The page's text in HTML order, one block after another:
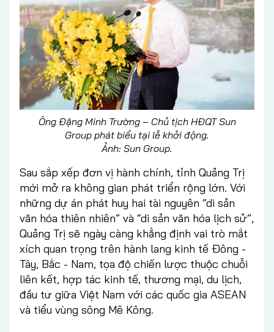
Ông Đặng Minh Trường – Chủ tịch HĐQT Sun
Group phát biểu tại lễ khởi động.
Ảnh: Sun Group.
Sau sắp xếp đơn vị hành chính, tỉnh Quảng Trị
mới mở ra không gian phát triển rộng lớn. Với
những dự án phát huy hai tài nguyên “di sản
văn hóa thiên nhiên” và “di sản văn hóa lịch sử”,
Quảng Trị sẽ ngày càng khẳng định vai trò mắt
xích quan trọng trên hành lang kinh tế Đông -
Tây, Bắc - Nam, tọa độ chiến lược thuộc chuỗi
liên kết, hợp tác kinh tế, thương mại, du lịch,
đầu tư giữa Việt Nam với các quốc gia ASEAN
và tiểu vùng sông Mê Kông.